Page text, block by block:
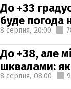
До +33
буде
8 серпня, 20:00
До +38, але
шквалами:
8 серпня, 08:00